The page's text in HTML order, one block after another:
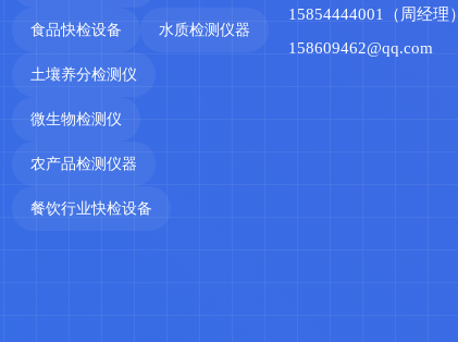
食品快检设备 水质检测仪器
土壤养分检测仪
微生物检测仪
农产品检测仪器
餐饮行业快检设备
15854444001（周经理）
158609462@qq.com